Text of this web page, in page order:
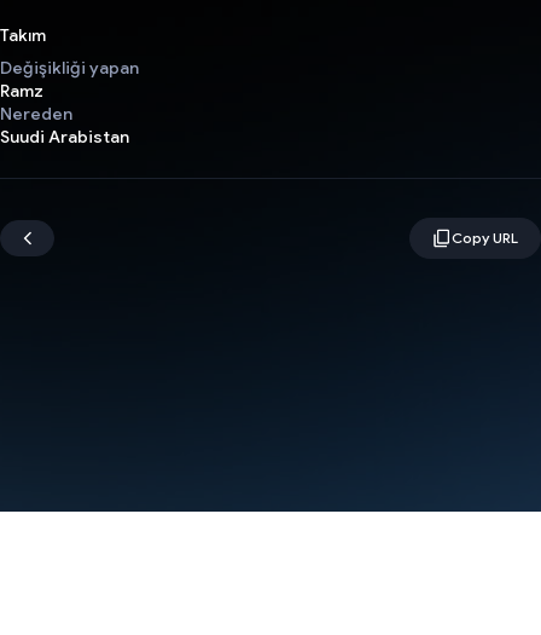
Takım
Değişikliği yapan
Ramz
Nereden
Suudi Arabistan